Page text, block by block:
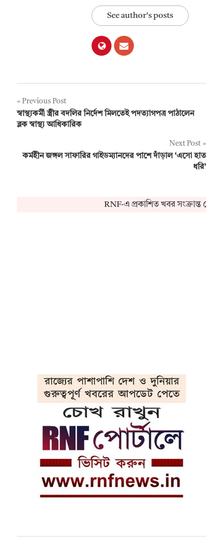
See author's posts
Post
navigation
Previous Post
স্বাস্থ্যকর্মী স্ত্রীর বদলির নির্দেশ মিলতেই পদত্যাগপত্র পাঠালেন
ব্লক স্বাস্থ্য আধিকারিক
Next Post
কর্মহীন জঙ্গল সাফারির গাইডম্যানদের পাশে দাঁড়াল ‘এসো হাত
ধরি’
RNF-এ প্রকাশিত খবর সংক্রান্ত